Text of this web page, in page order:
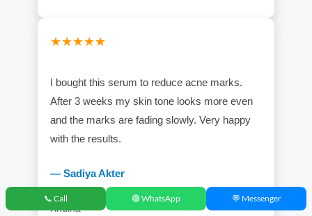
📞 Call 🟢 WhatsApp 💬 Messenger
★★★★★
I bought this serum to reduce acne marks.
After 3 weeks my skin tone looks more even
and the marks are fading slowly. Very happy
with the results.
— Sadiya Akter
Khulna